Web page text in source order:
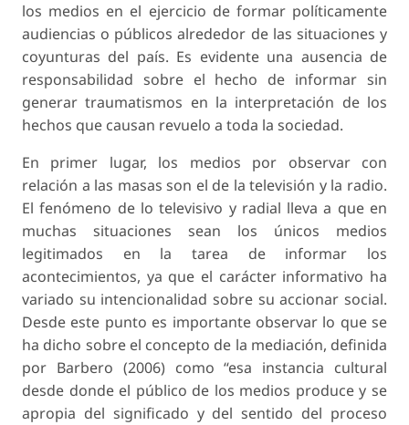
los medios en el ejercicio de formar políticamente
audiencias o públicos alrededor de las situaciones y
coyunturas del país. Es evidente una ausencia de
responsabilidad sobre el hecho de informar sin
generar traumatismos en la interpretación de los
hechos que causan revuelo a toda la sociedad.
En primer lugar, los medios por observar con
relación a las masas son el de la televisión y la radio.
El fenómeno de lo televisivo y radial lleva a que en
muchas situaciones sean los únicos medios
legitimados en la tarea de informar los
acontecimientos, ya que el carácter informativo ha
variado su intencionalidad sobre su accionar social.
Desde este punto es importante observar lo que se
ha dicho sobre el concepto de la mediación, definida
por Barbero (2006) como “esa instancia cultural
desde donde el público de los medios produce y se
apropia del significado y del sentido del proceso